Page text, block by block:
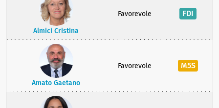
Almici Cristina
Favorevole FDI
Amato Gaetano
Favorevole M5S